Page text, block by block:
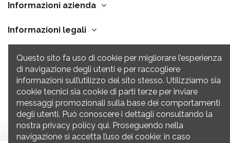
Informazioni azienda
Informazioni legali
Link Utili
Contatti
Questo sito fa uso di cookie per migliorare l’esperienza
di navigazione degli utenti e per raccogliere
informazioni sull’utilizzo del sito stesso. Utilizziamo sia
cookie tecnici sia cookie di parti terze per inviare
messaggi promozionali sulla base dei comportamenti
degli utenti. Può conoscere i dettagli consultando la
nostra privacy policy qui. Proseguendo nella
navigazione si accetta l’uso dei cookie; in caso